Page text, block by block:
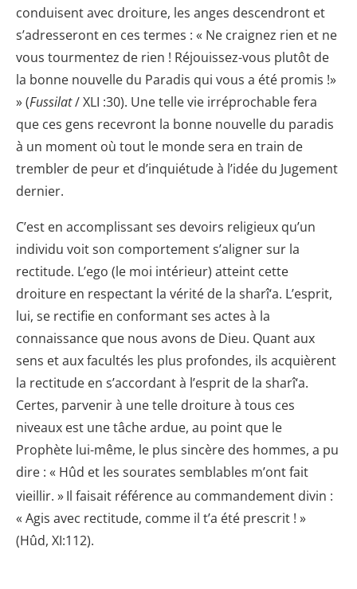
conduisent avec droiture, les anges descendront et
s’adresseront en ces termes : « Ne craignez rien et ne
vous tourmentez de rien ! Réjouissez-vous plutôt de
la bonne nouvelle du Paradis qui vous a été promis !»
» (Fussilat/ XLI :30). Une telle vie irréprochable fera
que ces gens recevront la bonne nouvelle du paradis
à un moment où tout le monde sera en train de
trembler de peur et d’inquiétude à l’idée du Jugement
dernier.
C’est en accomplissant ses devoirs religieux qu’un
individu voit son comportement s’aligner sur la
rectitude. L’ego (le moi intérieur) atteint cette
droiture en respectant la vérité de la sharî‘a. L’esprit,
lui, se rectifie en conformant ses actes à la
connaissance que nous avons de Dieu. Quant aux
sens et aux facultés les plus profondes, ils acquièrent
la rectitude en s’accordant à l’esprit de la sharî‘a.
Certes, parvenir à une telle droiture à tous ces
niveaux est une tâche ardue, au point que le
Prophète lui-même, le plus sincère des hommes, a pu
dire : « Hûd et les sourates semblables m’ont fait
vieillir. »Il faisait référence au commandement divin :
« Agis avec rectitude, comme il t’a été prescrit ! »
(Hûd, XI:112).